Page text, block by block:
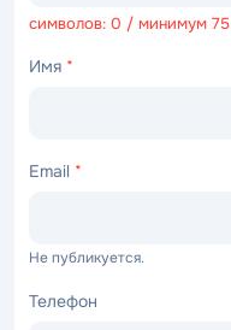
символов: 0 / минимум 75
Имя *
Email *
Не публикуется.
Телефон